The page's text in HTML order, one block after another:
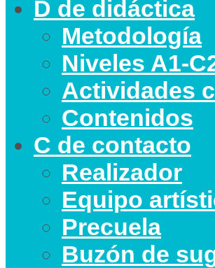
D de didáctica
Metodología
Niveles A1-
Actividades
Contenidos
C de contacto
Realizador
Equipo
Precuela
Buzón de